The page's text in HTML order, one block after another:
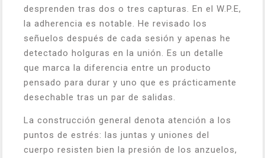
desprenden tras dos o tres capturas. En el W.P.E,
la adherencia es notable. He revisado los
señuelos después de cada sesión y apenas he
detectado holguras en la unión. Es un detalle
que marca la diferencia entre un producto
pensado para durar y uno que es prácticamente
desechable tras un par de salidas.
La construcción general denota atención a los
puntos de estrés: las juntas y uniones del
cuerpo resisten bien la presión de los anzuelos,